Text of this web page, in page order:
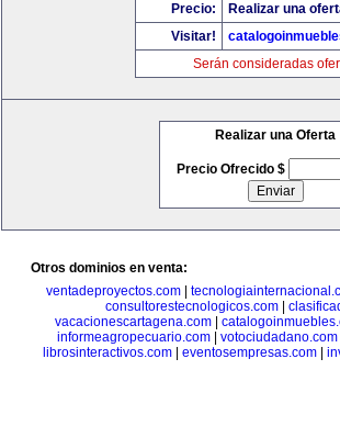
Precio:
Realizar una
Visitar!
Serán consideradas
Realizar una Oferta
Precio Ofrecido $
Otros dominios en venta:
ventadeproyectos.com|
consultorestecnologicos.com
vacacionescartagena.com
informeagropecuario.com| votociudadano.com
librosinteractivos.com| eventosempresas.com|